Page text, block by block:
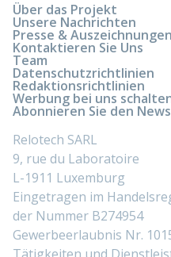
Über das Projekt
Unsere Nachrichten
Presse & Auszeichnungen
Kontaktieren Sie Uns
Team
Datenschutzrichtlinien
Redaktionsrichtlinien
Werbung bei uns
Abonnieren Sie den
Relotech SARL
9, rue du Laboratoire
L-1911 Luxemburg
Eingetragen im
der Nummer B274954
Gewerbeerlaubnis Nr.